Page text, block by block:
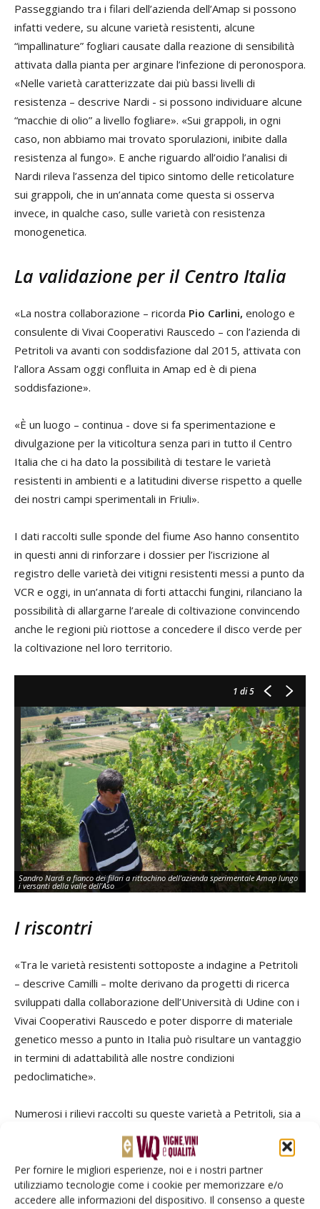
Per fornire le migliori esperienze, noi e i nostri partner
utilizziamo tecnologie come i cookie per memorizzare e/o
accedere alle informazioni del dispositivo. Il consenso a queste
Passeggiando tra i filari dell’azienda dell’Amap si possono
infatti vedere, su alcune varietà resistenti, alcune
“impallinature” fogliari causate dalla reazione di sensibilità
attivata dalla pianta per arginare l’infezione di peronospora.
«Nelle varietà caratterizzate dai più bassi livelli di
resistenza – descrive Nardi - si possono individuare alcune
“macchie di olio” a livello fogliare». «Sui grappoli, in ogni
caso, non abbiamo mai trovato sporulazioni, inibite dalla
resistenza al fungo». E anche riguardo all’oidio l’analisi di
Nardi rileva l’assenza del tipico sintomo delle reticolature
sui grappoli, che in un’annata come questa si osserva
invece, in qualche caso, sulle varietà con resistenza
monogenetica.
La validazione per il Centro Italia
«La nostra collaborazione – ricorda Pio Carlini, enologo e
consulente di Vivai Cooperativi Rauscedo – con l’azienda di
Petritoli va avanti con soddisfazione dal 2015, attivata con
l’allora Assam oggi confluita in Amap ed è di piena
soddisfazione».
«È un luogo – continua - dove si fa sperimentazione e
divulgazione per la viticoltura senza pari in tutto il Centro
Italia che ci ha dato la possibilità di testare le varietà
resistenti in ambienti e a latitudini diverse rispetto a quelle
dei nostri campi sperimentali in Friuli».
I dati raccolti sulle sponde del fiume Aso hanno consentito
in questi anni di rinforzare i dossier per l’iscrizione al
registro delle varietà dei vitigni resistenti messi a punto da
VCR e oggi, in un’annata di forti attacchi fungini, rilanciano la
possibilità di allargarne l’areale di coltivazione convincendo
anche le regioni più riottose a concedere il disco verde per
la coltivazione nel loro territorio.
1 di 5
Sandro Nardi a fianco dei filari a rittochino dell'azienda sperimentale Amap lungo
i versanti della valle dell'Aso
I riscontri
«Tra le varietà resistenti sottoposte a indagine a Petritoli
– descrive Camilli – molte derivano da progetti di ricerca
sviluppati dalla collaborazione dell’Università di Udine con i
Vivai Cooperativi Rauscedo e poter disporre di materiale
genetico messo a punto in Italia può risultare un vantaggio
in termini di adattabilità alle nostre condizioni
pedoclimatiche».
Numerosi i rilievi raccolti su queste varietà a Petritoli, sia a
livello fisiologico e morfologico, sia riguardo ai parametri
produttivi e qualitativi anche sui mosti e vini ottenuti. Una
mole di dati da cui emerge che a livello fenologico, l’epoca
di germogliamento coincide con quella di alcune delle
varietà più coltivate nelle Marche come il Sangiovese.